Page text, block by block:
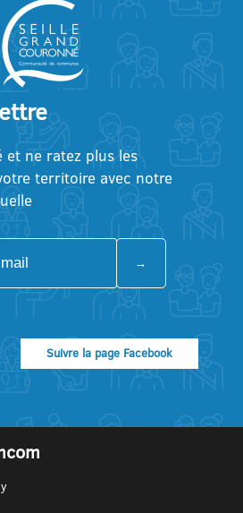
et ne ratez plus les
territoire avec notre
Suivre la page Facebook